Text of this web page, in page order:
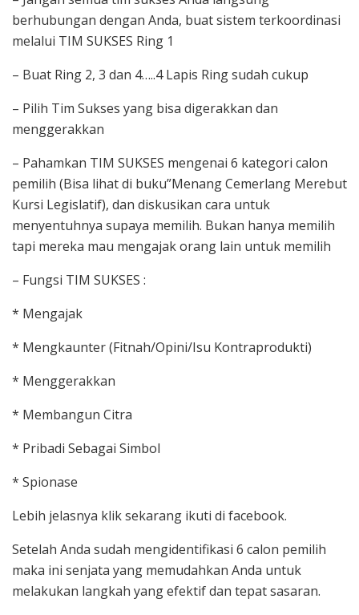
berhubungan dengan Anda, buat sistem terkoordinasi
melalui TIM SUKSES Ring 1
– Buat Ring 2, 3 dan 4…..4 Lapis Ring sudah cukup
– Pilih Tim Sukses yang bisa digerakkan dan
menggerakkan
– Pahamkan TIM SUKSES mengenai 6 kategori calon
pemilih (Bisa lihat di buku”Menang Cemerlang Merebut
Kursi Legislatif), dan diskusikan cara untuk
menyentuhnya supaya memilih. Bukan hanya memilih
tapi mereka mau mengajak orang lain untuk memilih
– Fungsi TIM SUKSES :
* Mengajak
* Mengkaunter (Fitnah/Opini/Isu Kontraprodukti)
* Menggerakkan
* Membangun Citra
* Pribadi Sebagai Simbol
* Spionase
Lebih jelasnya klik sekarang ikuti di facebook.
Setelah Anda sudah mengidentifikasi 6 calon pemilih
maka ini senjata yang memudahkan Anda untuk
melakukan langkah yang efektif dan tepat sasaran.